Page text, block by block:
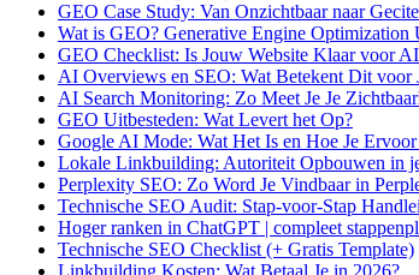
GEO Case Study: Van Onzichtbaar naar
Wat is GEO? Generative Engine Optimization
GEO Checklist: Is Jouw Website Klaar voor
AI Overviews en SEO: Wat Betekent Dit voor
AI Search Monitoring: Zo Meet Je Je
GEO Uitbesteden: Wat Levert het Op?
Google AI Mode: Wat Het Is en Hoe Je
Lokale Linkbuilding: Autoriteit Opbouwen in
Perplexity SEO: Zo Word Je Vindbaar in
Technische SEO Audit: Stap-voor-Stap
Hoger ranken in ChatGPT | compleet
Technische SEO Checklist (+ Gratis Template)
Linkbuilding Kosten: Wat Betaal Je in 2026?